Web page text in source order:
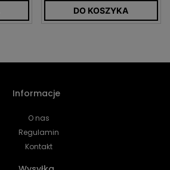
DO KOSZYKA
Informacje
O nas
Regulamin
Kontakt